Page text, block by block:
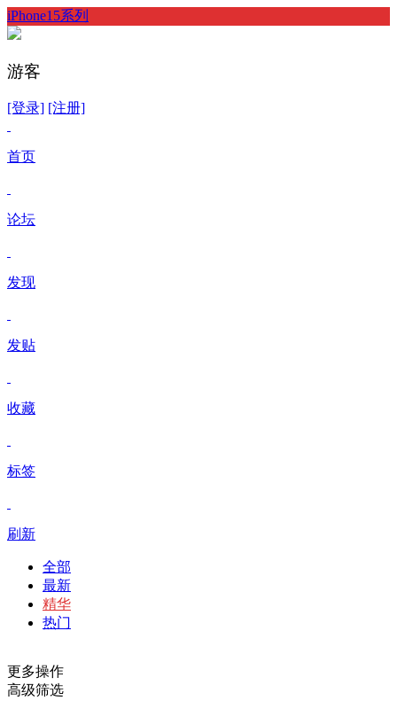
iPhone15系列
游客
[登录] [注册]
首页
论坛
发现
发贴
收藏
标签
刷新
全部
最新
精华
热门
更多操作
高级筛选